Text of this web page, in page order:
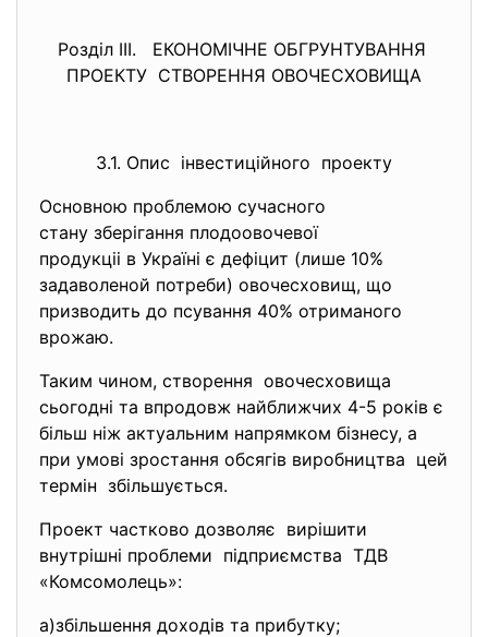
Розділ ІІІ. ЕКОНОМІЧНЕ ОБГРУНТУВАННЯ
ПРОЕКТУ СТВОРЕННЯ ОВОЧЕСХОВИЩА
3.1. Опис інвестиційного проекту
Основною проблемою сучасного
стану зберігання плодоовочевої
продукціі в Україні є дефіцит (лише 10%
задаволеной потреби) овочесховищ, що
призводить до псування 40% отриманого
врожаю.
Таким чином, створення овочесховища
сьогодні та впродовж найближчих 4-5 років є
більш ніж актуальним напрямком бізнесу, а
при умові зростання обсягів виробництва цей
термін збільшується.
Проект частково дозволяє вирішити
внутрішні проблеми підприємства ТДВ
«Комсомолець»:
а)збільшення доходів та прибутку;